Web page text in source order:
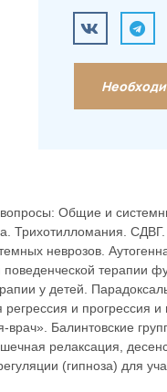
Общие и
Трихотилломания.
неврозов.
терапии
у детей.
и прогрессия и
Балинтовские
релаксация,
(гипноза) для